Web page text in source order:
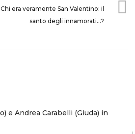
Chi era veramente San Valentino: il
santo degli innamorati…?